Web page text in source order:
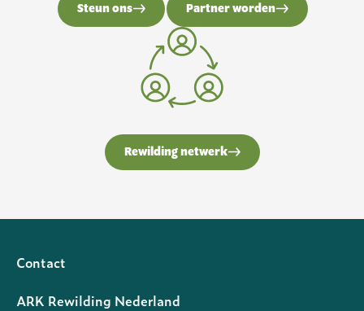
Steun ons Partner worden
Rewilding netwerk
Contact
ARK Rewilding Nederland